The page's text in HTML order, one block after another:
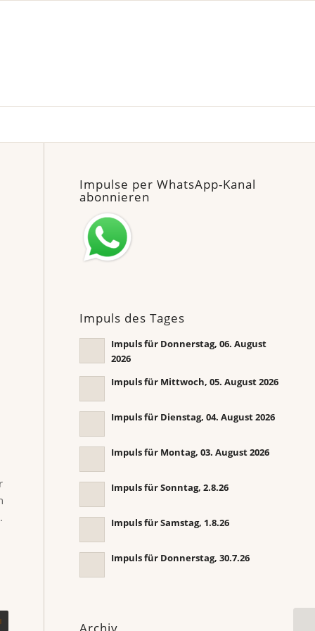
Impulse per WhatsApp-Kanal
abonnieren
Impuls des Tages
Impuls für Donnerstag, 06. August
2026
Impuls für Mittwoch, 05. August 2026
Impuls für Dienstag, 04. August 2026
Impuls für Montag, 03. August 2026
Impuls für Sonntag, 2.8.26
Impuls für Samstag, 1.8.26
Impuls für Donnerstag, 30.7.26